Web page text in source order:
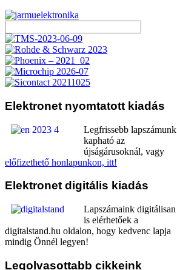
Elektronet nyomtatott kiadás
Legfrissebb lapszámunk
kapható az
újságárusoknál, vagy
előfizethető honlapunkon, itt!
Elektronet digitális kiadás
Lapszámaink digitálisan
is elérhetőek a
digitalstand.hu oldalon, hogy kedvenc lapja
mindig Önnél legyen!
Legolvasottabb cikkeink